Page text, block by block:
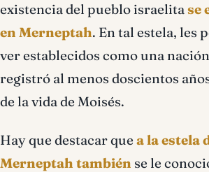
existencia del pueblo israelitase
en Merneptah. En tal estela, les
ver establecidos como una
registró al menos doscientos
de la vida de Moisés.
Hay que destacar que a la estela
Merneptah también se le